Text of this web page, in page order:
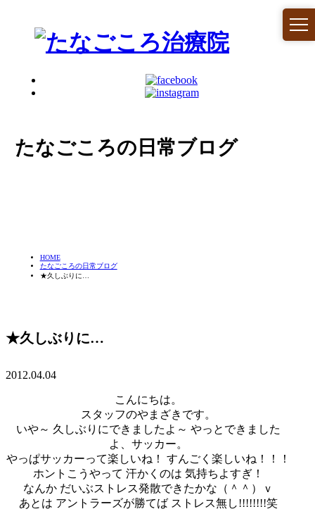
たなごころの日常ブログ
HOME
たなごころの日常ブログ
★久しぶりに…
★久しぶりに…
2012.04.04
こんにちは。
スタッフのやまざきです。
いや～ 久しぶりにできましたよ～ やっとできました
よ、サッカー。
やっぱサッカーって楽しいね！ すんごく楽しいね！！！
ホントこうやって 汗かくのは 気持ちよすぎ！
なんか だいぶストレス発散できたかな（＾＾）ｖ
あとは アントラーズが勝てば ストレス無し!!!!!!!!笑